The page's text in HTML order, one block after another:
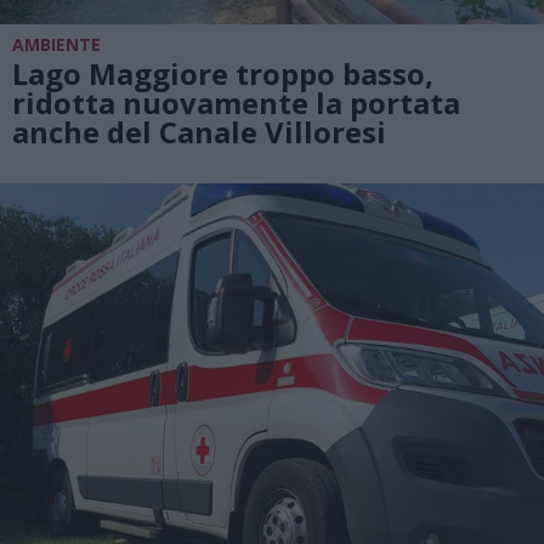
AMBIENTE
Lago Maggiore troppo basso,
ridotta nuovamente la portata
anche del Canale Villoresi